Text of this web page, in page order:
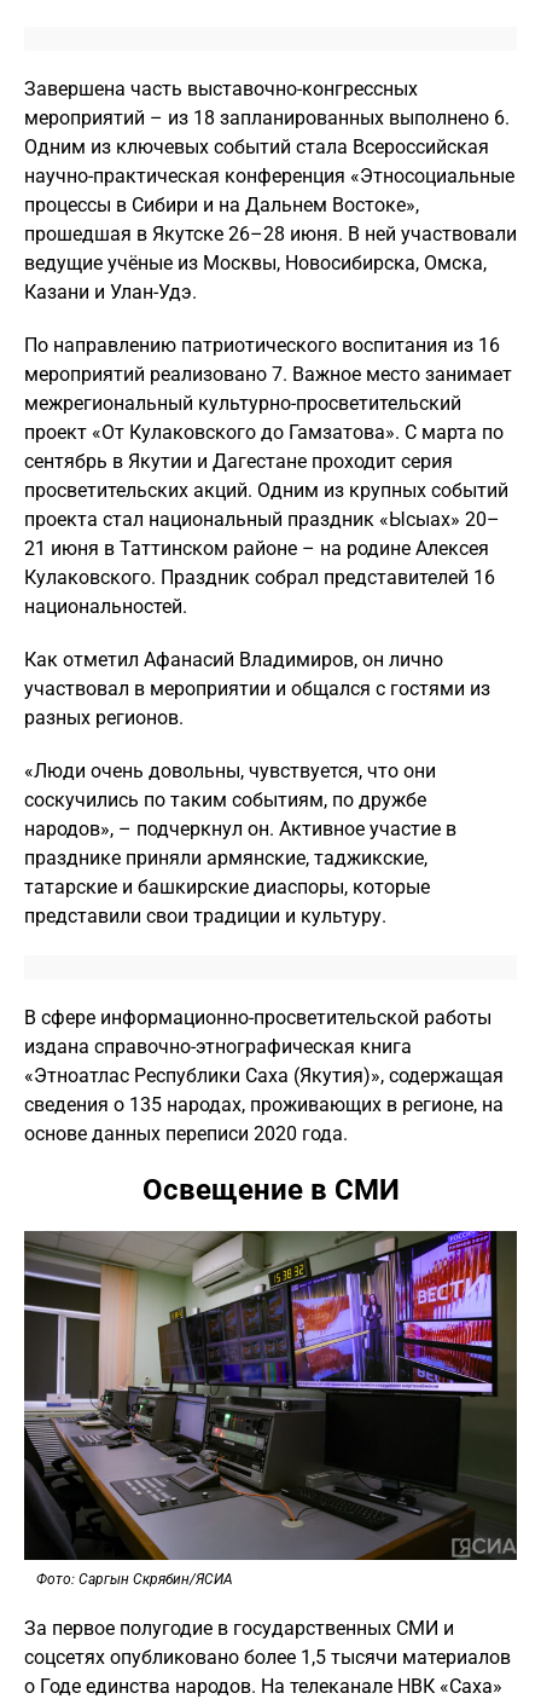
Завершена часть выставочно-конгрессных
мероприятий – из 18 запланированных выполнено 6.
Одним из ключевых событий стала Всероссийская
научно-практическая конференция «Этносоциальные
процессы в Сибири и на Дальнем Востоке»,
прошедшая в Якутске 26–28 июня. В ней участвовали
ведущие учёные из Москвы, Новосибирска, Омска,
Казани и Улан-Удэ.
По направлению патриотического воспитания из 16
мероприятий реализовано 7. Важное место занимает
межрегиональный культурно-просветительский
проект «От Кулаковского до Гамзатова». С марта по
сентябрь в Якутии и Дагестане проходит серия
просветительских акций. Одним из крупных событий
проекта стал национальный праздник «Ысыах» 20–
21 июня в Таттинском районе – на родине Алексея
Кулаковского. Праздник собрал представителей 16
национальностей.
Как отметил Афанасий Владимиров, он лично
участвовал в мероприятии и общался с гостями из
разных регионов.
«Люди очень довольны, чувствуется, что они
соскучились по таким событиям, по дружбе
народов», – подчеркнул он. Активное участие в
празднике приняли армянские, таджикские,
татарские и башкирские диаспоры, которые
представили свои традиции и культуру.
В сфере информационно-просветительской работы
издана справочно-этнографическая книга
«Этноатлас Республики Саха (Якутия)», содержащая
сведения о 135 народах, проживающих в регионе, на
основе данных переписи 2020 года.
Освещение в СМИ
Фото: Саргын Скрябин/ЯСИА
За первое полугодие в государственных СМИ и
соцсетях опубликовано более 1,5 тысячи материалов
о Годе единства народов. На телеканале НВК «Саха»